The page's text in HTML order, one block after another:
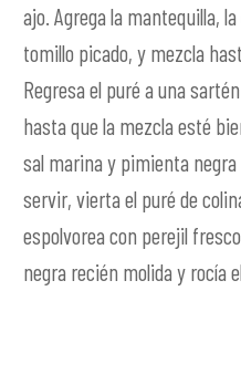
ajo. Agrega la mantequilla,
tomillo picado, y mezcla
Regresa el puré a una
hasta que la mezcla esté
sal marina y pimienta
servir, vierta el puré de
espolvorea con perejil
negra recién molida y rocía